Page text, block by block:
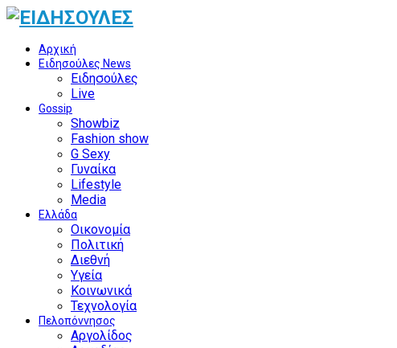
Αρχική
Ειδησούλες News
Ειδησούλες
Live
Gossip
Showbiz
Fashion show
G Sexy
Γυναίκα
Lifestyle
Media
Ελλάδα
Οικονομία
Πολιτική
Διεθνή
Υγεία
Κοινωνικά
Τεχνολογία
Πελοπόννησος
Αργολίδος